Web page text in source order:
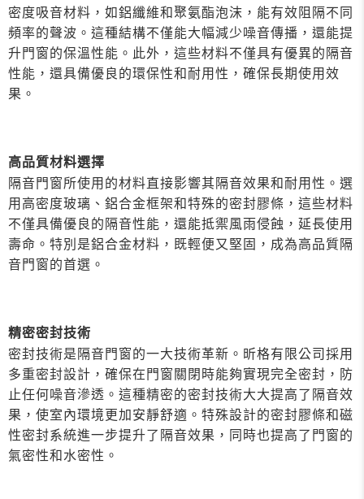
密度吸音材料，如鋁纖維和聚氨酯泡沫，能有效阻隔不同
頻率的聲波。這種結構不僅能大幅減少噪音傳播，還能提
升門窗的保溫性能。此外，這些材料不僅具有優異的隔音
性能，還具備優良的環保性和耐用性，確保長期使用效
果。
高品質材料選擇
隔音門窗所使用的材料直接影響其隔音效果和耐用性。選
用高密度玻璃、鋁合金框架和特殊的密封膠條，這些材料
不僅具備優良的隔音性能，還能抵禦風雨侵蝕，延長使用
壽命。特別是鋁合金材料，既輕便又堅固，成為高品質隔
音門窗的首選。
精密密封技術
密封技術是隔音門窗的一大技術革新。昕格有限公司採用
多重密封設計，確保在門窗關閉時能夠實現完全密封，防
止任何噪音滲透。這種精密的密封技術大大提高了隔音效
果，使室內環境更加安靜舒適。特殊設計的密封膠條和磁
性密封系統進一步提升了隔音效果，同時也提高了門窗的
氣密性和水密性。